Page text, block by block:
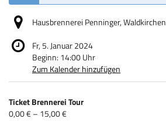
Hausbrennerei Penninger, Waldkirchen
Fr, 5. Januar 2024
Beginn: 14:00Uhr
Zum Kalender hinzufügen
Produkte
Unkategorisierte
Ticket Brennerei Tour
von
0,00 € – 15,00 €